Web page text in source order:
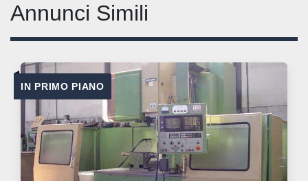
Annunci Simili
IN PRIMO PIANO